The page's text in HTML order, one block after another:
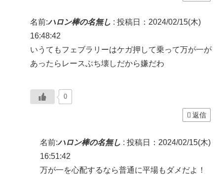
名前:ハロン棒の名無し : 投稿日：2024/02/15(木)
16:48:42
いうてもフェブラリーはケガ押して乗って万が一が
あったらレースぶち壊しだから嫌だわ
0
返信
名前:ハロン棒の名無し : 投稿日：2024/02/15(木)
16:51:42
万が一を心配するなら普通に平場もダメだよ！